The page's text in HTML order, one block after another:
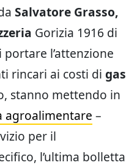
Salvatore Grasso,
Gorizia 1916 di
l’attenzione
rincari ai costi di gas
stanno mettendo in
agroalimentare –
per il
l’ultima bolletta